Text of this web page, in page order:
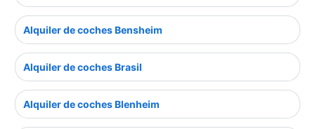
Alquiler de coches Bensheim
Alquiler de coches Brasil
Alquiler de coches Blenheim